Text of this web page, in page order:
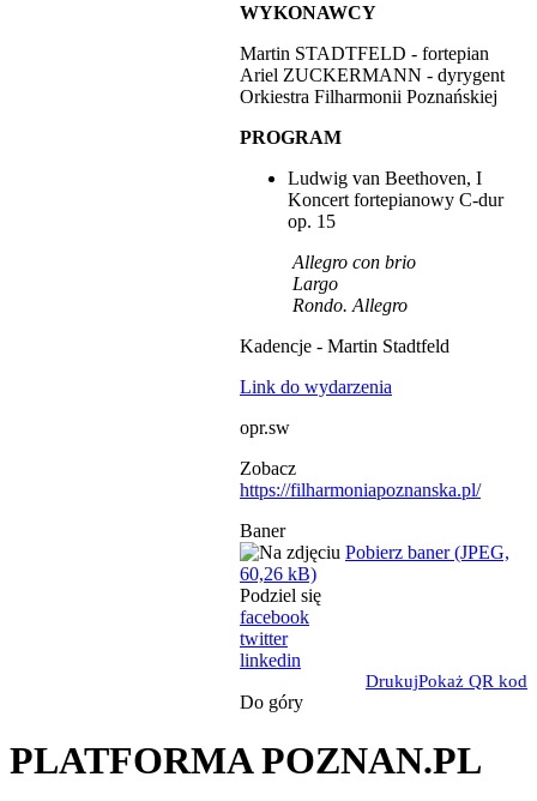
WYKONAWCY
Martin STADTFELD - fortepian
Ariel ZUCKERMANN - dyrygent
Orkiestra Filharmonii Poznańskiej
PROGRAM
Ludwig van Beethoven, I
Koncert fortepianowy C-dur
op. 15
Allegro con brio
Largo
Rondo. Allegro
Kadencje - Martin Stadtfeld
Link do wydarzenia
opr.sw
Zobacz
https://filharmoniapoznanska.pl/
Baner
Pobierz baner (JPEG,
60,26 kB)
Podziel się
facebook
twitter
linkedin
DrukujPokaż QR kod
Do góry
PLATFORMA POZNAN.PL